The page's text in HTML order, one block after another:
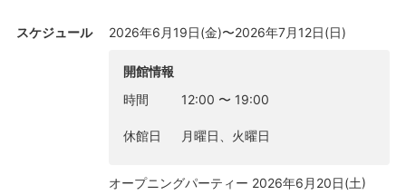
スケジュール 2026年6月19日(金)〜2026年7月12日(日)
開館情報
時間
12:00 〜 19:00
休館日 月曜日、火曜日
オープニングパーティー 2026年6月20日(土)